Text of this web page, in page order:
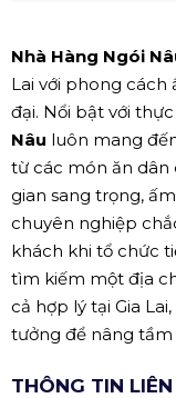
Nhà Hàng Ngói
Lai với phong
đại. Nổi bật với
Nâu luôn mang
từ các món ăn dân
gian sang trọng,
chuyên nghiệp
khách khi tổ chức
tìm kiếm một địa
cả hợp lý tại Gia
tưởng để nâng
THÔNG TIN LIÊN